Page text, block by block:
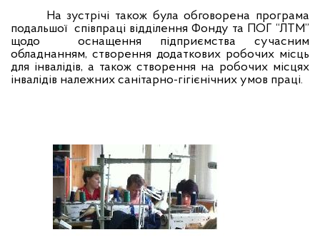
На зустрічі також була обговорена програма
подальшої співпраці відділення Фонду та ПОГ “ЛТМ”
щодо
оснащення підприємства сучасним
обладнанням, створення додаткових робочих місць
для інвалідів, а також створення на робочих місцях
інвалідів належних санітарно-гігієнічних умов праці.